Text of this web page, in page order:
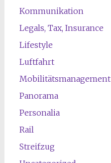
Kommunikation
Legals, Tax, Insurance
Lifestyle
Luftfahrt
Mobilitätsmanagement
Panorama
Personalia
Rail
Streifzug